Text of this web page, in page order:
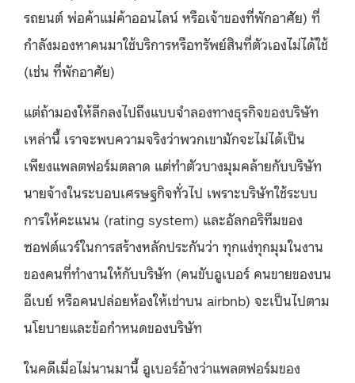
รถยนต์ พ่อค้าแม่ค้าออนไลน์ หรือเจ้าของที่พักอาศัย) ที่
กำลังมองหาคนมาใช้บริการหรือทรัพย์สินที่ตัวเองไม่ได้ใช้
(เช่น ที่พักอาศัย)
แต่ถ้ามองให้ลึกลงไปถึงแบบจำลองทางธุรกิจของบริษัท
เหล่านี้ เราจะพบความจริงว่าพวกเขามักจะไม่ได้เป็น
เพียงแพลตฟอร์มตลาด แต่ทำตัวบางมุมคล้ายกับบริษัท
นายจ้างในระบอบเศรษฐกิจทั่วไป เพราะบริษัทใช้ระบบ
การให้คะแนน (rating system) และอัลกอริทึมของ
ซอฟต์แวร์ในการสร้างหลักประกันว่า ทุกแง่ทุกมุมในงาน
ของคนที่ทำงานให้กับบริษัท (คนขับอูเบอร์ คนขายของบน
อีเบย์ หรือคนปล่อยห้องให้เช่าบน airbnb) จะเป็นไปตาม
นโยบายและข้อกำหนดของบริษัท
ในคดีเมื่อไม่นานมานี้ อูเบอร์อ้างว่าแพลตฟอร์มของ